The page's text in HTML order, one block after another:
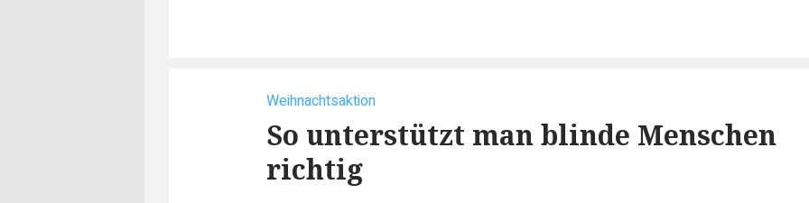
Weihnachtsaktion
So unterstützt man blinde Menschen
richtig